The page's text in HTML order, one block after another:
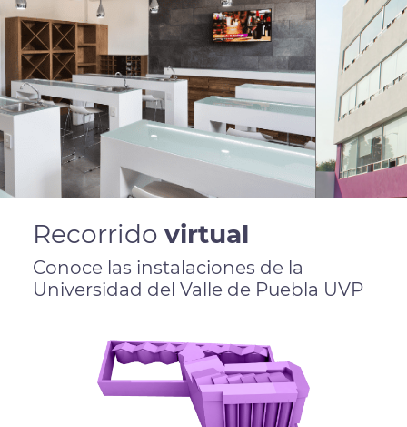
Recorrido virtual
Conoce las instalaciones de la
Universidad del Valle de Puebla UVP